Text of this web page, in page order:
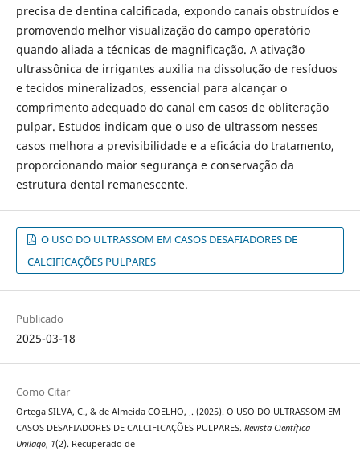
precisa de dentina calcificada, expondo canais obstruídos e
promovendo melhor visualização do campo operatório
quando aliada a técnicas de magnificação. A ativação
ultrassônica de irrigantes auxilia na dissolução de resíduos
e tecidos mineralizados, essencial para alcançar o
comprimento adequado do canal em casos de obliteração
pulpar. Estudos indicam que o uso de ultrassom nesses
casos melhora a previsibilidade e a eficácia do tratamento,
proporcionando maior segurança e conservação da
estrutura dental remanescente.
O USO DO ULTRASSOM EM CASOS DESAFIADORES DE
CALCIFICAÇÕES PULPARES
Publicado
2025-03-18
Como Citar
Ortega SILVA, C., & de Almeida COELHO, J. (2025). O USO DO ULTRASSOM EM
CASOS DESAFIADORES DE CALCIFICAÇÕES PULPARES. Revista Científica
Unilago, 1(2). Recuperado de